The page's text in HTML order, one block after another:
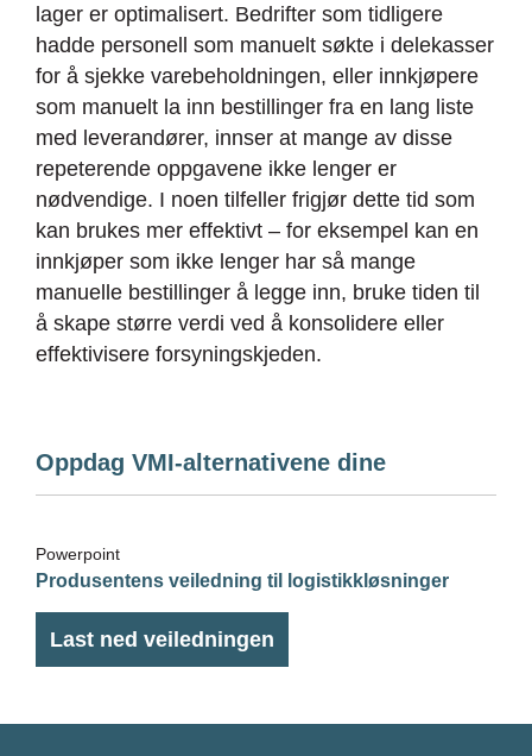
lager er optimalisert. Bedrifter som tidligere
hadde personell som manuelt søkte i delekasser
for å sjekke varebeholdningen, eller innkjøpere
som manuelt la inn bestillinger fra en lang liste
med leverandører, innser at mange av disse
repeterende oppgavene ikke lenger er
nødvendige. I noen tilfeller frigjør dette tid som
kan brukes mer effektivt – for eksempel kan en
innkjøper som ikke lenger har så mange
manuelle bestillinger å legge inn, bruke tiden til
å skape større verdi ved å konsolidere eller
effektivisere forsyningskjeden.
Oppdag VMI-alternativene dine
Powerpoint
Produsentens veiledning til logistikkløsninger
Last ned veiledningen